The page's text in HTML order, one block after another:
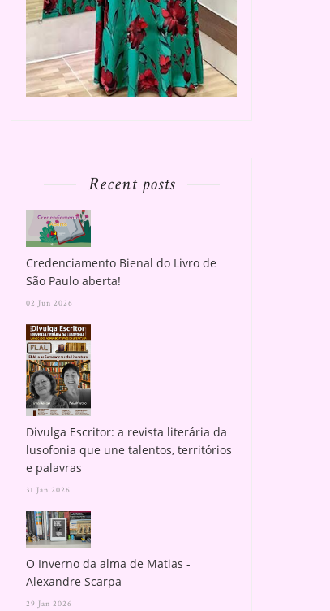
COMPOR UM AMB...
Recent posts
Credenciamento Bienal do Livro de
São Paulo aberta!
02 Jun 2026
Divulga Escritor: a revista literária da
lusofonia que une talentos, territórios
e palavras
31 Jan 2026
O Inverno da alma de Matias -
Alexandre Scarpa
29 Jan 2026